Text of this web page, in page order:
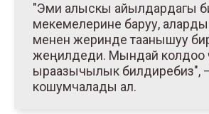
"Эми алыскы айылдардагы
мекемелерине баруу,
менен жеринде таанышуу
жеңилдеди. Мындай колдоо
ыраазычылык билдиребиз",
кошумчалады ал.